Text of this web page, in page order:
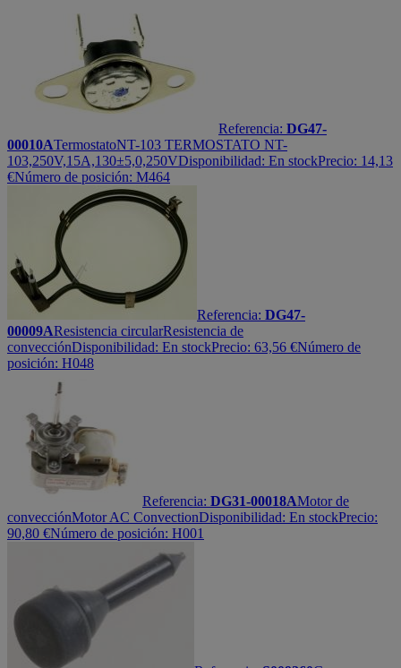
Referencia: DG47-
00010ATermostatoNT-103 TERMOSTATO NT-
103,250V,15A,130±5,0,250VDisponibilidad: En stockPrecio: 14,13
€Número de posición: M464
Referencia: DG47-
00009AResistencia circularResistencia de
convecciónDisponibilidad: En stockPrecio: 63,56 €Número de
posición: H048
Referencia: DG31-00018AMotor de
convecciónMotor AC ConvectionDisponibilidad: En stockPrecio:
90,80 €Número de posición: H001